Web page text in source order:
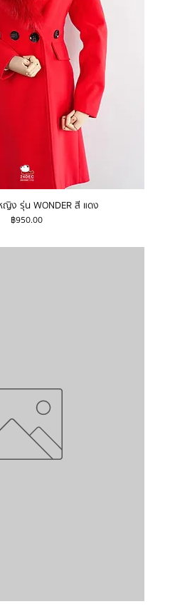
ญิง รุ่น WONDER สี แดง
ราคา
฿950.00